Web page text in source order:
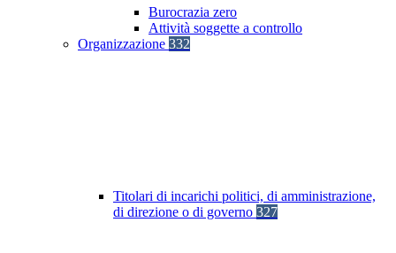
Burocrazia zero
Attività soggette a controllo
Organizzazione 332
Titolari di incarichi politici, di amministrazione,
di direzione o di governo 327